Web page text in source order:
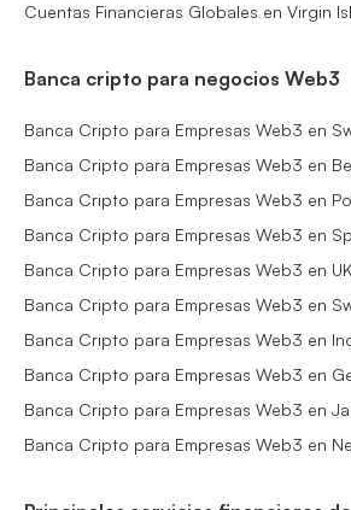
Cuentas Financieras Globales en Virgin
Banca cripto para negocios Web3
Banca Cripto para Empresas Web3 en
Banca Cripto para Empresas Web3 en
Banca Cripto para Empresas Web3 en
Banca Cripto para Empresas Web3 en
Banca Cripto para Empresas Web3 en UK
Banca Cripto para Empresas Web3 en
Banca Cripto para Empresas Web3 en
Banca Cripto para Empresas Web3 en
Banca Cripto para Empresas Web3 en
Banca Cripto para Empresas Web3 en